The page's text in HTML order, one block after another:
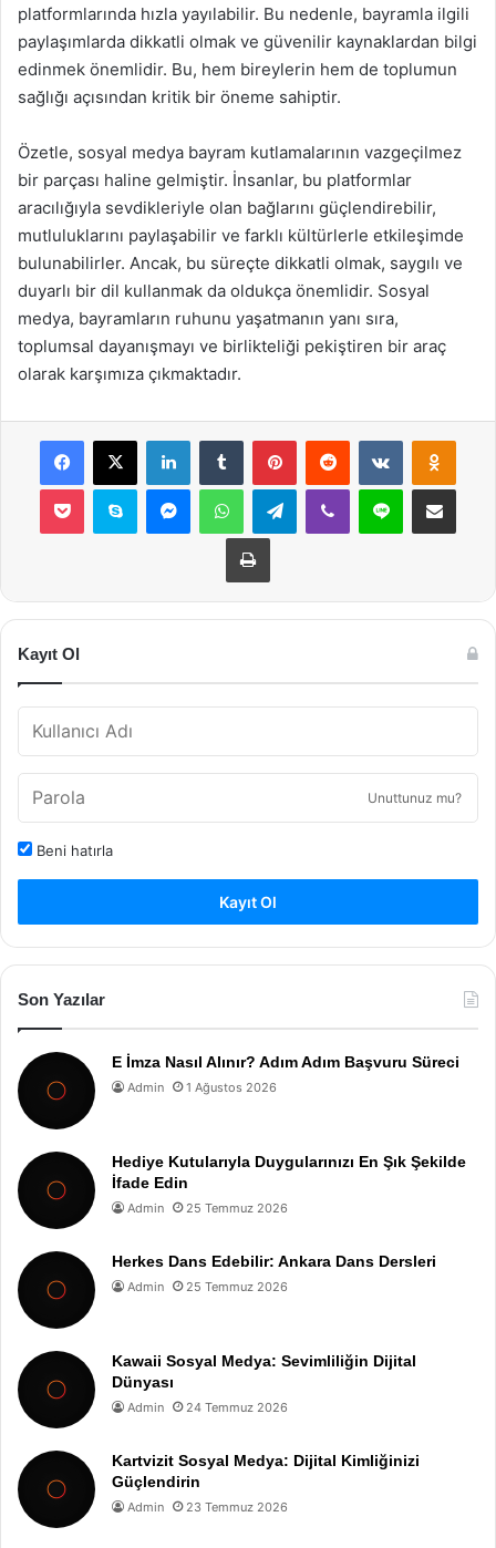
platformlarında hızla yayılabilir. Bu nedenle, bayramla ilgili
paylaşımlarda dikkatli olmak ve güvenilir kaynaklardan bilgi
edinmek önemlidir. Bu, hem bireylerin hem de toplumun
sağlığı açısından kritik bir öneme sahiptir.
Özetle, sosyal medya bayram kutlamalarının vazgeçilmez
bir parçası haline gelmiştir. İnsanlar, bu platformlar
aracılığıyla sevdikleriyle olan bağlarını güçlendirebilir,
mutluluklarını paylaşabilir ve farklı kültürlerle etkileşimde
bulunabilirler. Ancak, bu süreçte dikkatli olmak, saygılı ve
duyarlı bir dil kullanmak da oldukça önemlidir. Sosyal
medya, bayramların ruhunu yaşatmanın yanı sıra,
toplumsal dayanışmayı ve birlikteliği pekiştiren bir araç
olarak karşımıza çıkmaktadır.
Facebook
X LinkedInTumblr PinterestReddit VKontakte
Pocket Skype MessengerWhatsAppTelegramViber Line E-Posta ile
Yazdır
Kayıt Ol
Unuttunuz mu?
Beni hatırla
Kayıt Ol
Son Yazılar
E İmza Nasıl Alınır? Adım Adım Başvuru Süreci
Admin 1 Ağustos 2026
Hediye Kutularıyla Duygularınızı En Şık Şekilde
İfade Edin
Admin 25 Temmuz 2026
Herkes Dans Edebilir: Ankara Dans Dersleri
Admin 25 Temmuz 2026
Kawaii Sosyal Medya: Sevimliliğin Dijital
Dünyası
Admin 24 Temmuz 2026
Kartvizit Sosyal Medya: Dijital Kimliğinizi
Güçlendirin
Admin 23 Temmuz 2026